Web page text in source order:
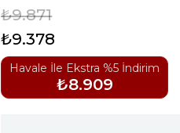
₺9.871
₺9.378
Havale İle Ekstra %5 İndirim
₺8.909